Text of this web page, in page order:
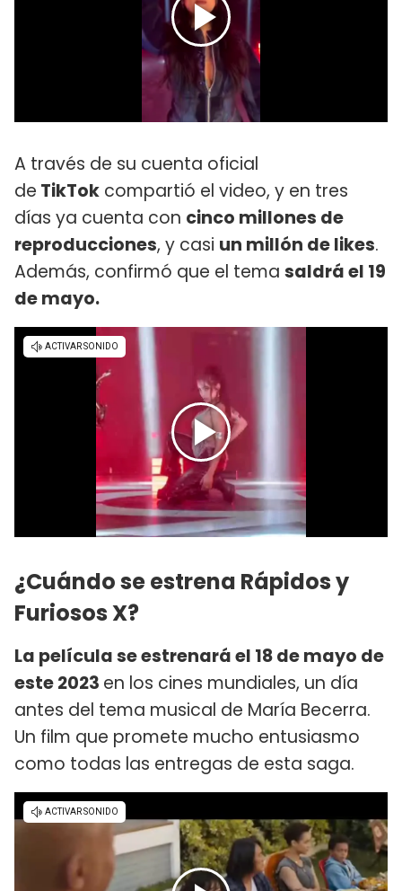
A través de su cuenta oficial
de TikTok compartió el video, y en tres
días ya cuenta con cinco millones de
reproducciones, y casi un millón de likes.
Además, confirmó que el tema saldrá el 19
de mayo.
¿Cuándo se estrena Rápidos y
Furiosos X?
La película se estrenará el 18 de mayo de
este 2023 en los cines mundiales, un día
antes del tema musical de María Becerra.
Un film que promete mucho entusiasmo
como todas las entregas de esta saga.